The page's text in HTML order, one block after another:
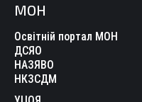
МОН
Освітній портал МОН
ДСЯО
НАЗЯВО
НКЗСДМ